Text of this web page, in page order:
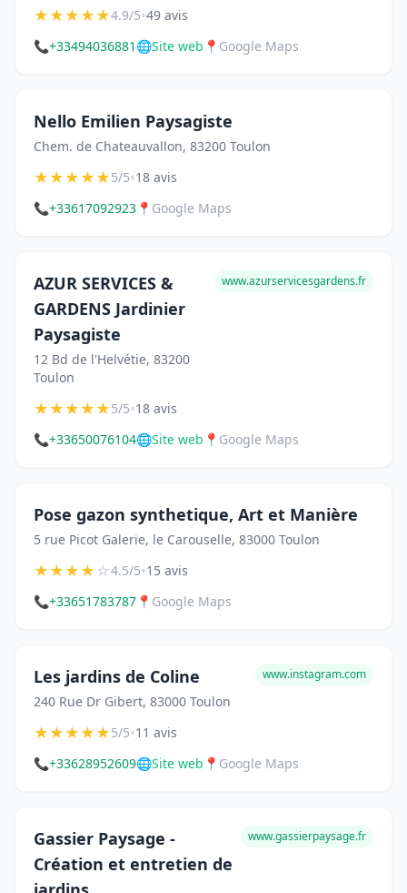
★★★★★4.9/5•49 avis
📞+33494036881 🌐Site web 📍 Google Maps
Nello Emilien Paysagiste
Chem. de Chateauvallon, 83200 Toulon
★★★★★5/5•18 avis
📞+33617092923 📍 Google Maps
AZUR SERVICES &
GARDENS Jardinier
Paysagiste
12 Bd de l'Helvétie, 83200
Toulon
www.azurservicesgardens.fr
★★★★★5/5•18 avis
📞+33650076104🌐Site web 📍 Google Maps
Pose gazon synthetique, Art et Manière
5 rue Picot Galerie, le Carouselle, 83000 Toulon
★★★★☆4.5/5•15 avis
📞+33651783787 📍 Google Maps
Les jardins de Coline
240 Rue Dr Gibert, 83000 Toulon
www.instagram.com
★★★★★5/5•11 avis
📞+33628952609🌐Site web 📍 Google Maps
Gassier Paysage -
Création et entretien de
www.gassierpaysage.fr